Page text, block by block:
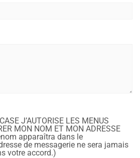
J’AUTORISE LES MENUS
MON NOM ET MON ADRESSE
apparaîtra dans le
de messagerie ne sera jamais
votre accord.)